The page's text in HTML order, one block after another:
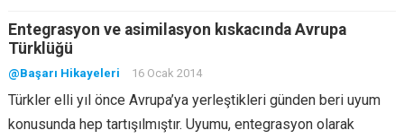
Entegrasyon ve asimilasyon kıskacında Avrupa
Türklüğü
@Başarı Hikayeleri 16 Ocak 2014
Türkler elli yıl önce Avrupa’ya yerleştikleri günden beri uyum
konusunda hep tartışılmıştır. Uyumu, entegrasyon olarak